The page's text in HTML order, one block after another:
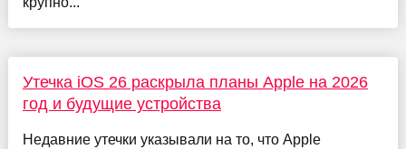
Утечка iOS 26 раскрыла планы Apple на 2026
год и будущие устройства
Недавние утечки указывали на то, что Apple